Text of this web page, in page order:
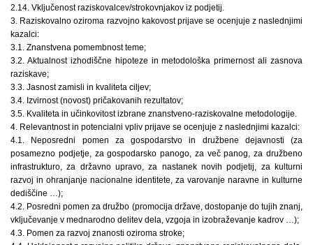
2.14. Vključenost raziskovalcev/strokovnjakov iz podjetij.
3. Raziskovalno oziroma razvojno kakovost prijave se ocenjuje z naslednjimi
kazalci:
3.1. Znanstvena pomembnost teme;
3.2. Aktualnost izhodiščne hipoteze in metodološka primernost ali zasnova
raziskave;
3.3. Jasnost zamisli in kvaliteta ciljev;
3.4. Izvirnost (novost) pričakovanih rezultatov;
3.5. Kvaliteta in učinkovitost izbrane znanstveno-raziskovalne metodologije.
4. Relevantnost in potencialni vpliv prijave se ocenjuje z naslednjimi kazalci:
4.1. Neposredni pomen za gospodarstvo in družbene dejavnosti (za
posamezno podjetje, za gospodarsko panogo, za več panog, za družbeno
infrastrukturo, za državno upravo, za nastanek novih podjetij, za kulturni
razvoj in ohranjanje nacionalne identitete, za varovanje naravne in kulturne
dediščine …);
4.2. Posredni pomen za družbo (promocija države, dostopanje do tujih znanj,
vključevanje v mednarodno delitev dela, vzgoja in izobraževanje kadrov …);
4.3. Pomen za razvoj znanosti oziroma stroke;